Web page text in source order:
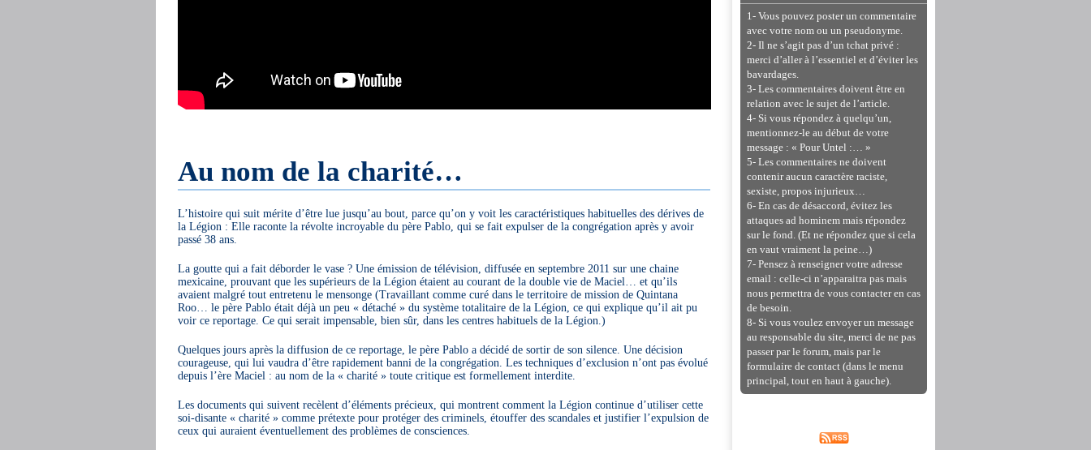
Au nom de la charité…
L’histoire qui suit mérite d’être lue jusqu’au bout, parce qu’on y voit les caractéristiques habituelles des dérives de
la Légion : Elle raconte la révolte incroyable du père Pablo, qui se fait expulser de la congrégation après y avoir
passé 38 ans.
La goutte qui a fait déborder le vase ? Une émission de télévision, diffusée en septembre 2011 sur une chaine
mexicaine, prouvant que les supérieurs de la Légion étaient au courant de la double vie de Maciel… et qu’ils
avaient malgré tout entretenu le mensonge (Travaillant comme curé dans le territoire de mission de Quintana
Roo… le père Pablo était déjà un peu « détaché » du système totalitaire de la Légion, ce qui explique qu’il ait pu
voir ce reportage. Ce qui serait impensable, bien sûr, dans les centres habituels de la Légion.)
Quelques jours après la diffusion de ce reportage, le père Pablo a décidé de sortir de son silence. Une décision
courageuse, qui lui vaudra d’être rapidement banni de la congrégation. Les techniques d’exclusion n’ont pas évolué
depuis l’ère Maciel : au nom de la « charité » toute critique est formellement interdite.
Les documents qui suivent recèlent d’éléments précieux, qui montrent comment la Légion continue d’utiliser cette
soi-disante « charité » comme prétexte pour protéger des criminels, étouffer des scandales et justifier l’expulsion de
ceux qui auraient éventuellement des problèmes de consciences.
1- Vous pouvez poster un commentaire
avec votre nom ou un pseudonyme.
2- Il ne s’agit pas d’un tchat privé :
merci d’aller à l’essentiel et d’éviter les
bavardages.
3- Les commentaires doivent être en
relation avec le sujet de l’article.
4- Si vous répondez à quelqu’un,
mentionnez-le au début de votre
message : « Pour Untel :… »
5- Les commentaires ne doivent
contenir aucun caractère raciste,
sexiste, propos injurieux…
6- En cas de désaccord, évitez les
attaques ad hominem mais répondez
sur le fond. (Et ne répondez que si cela
en vaut vraiment la peine…)
7- Pensez à renseigner votre adresse
email : celle-ci n’apparaitra pas mais
nous permettra de vous contacter en cas
de besoin.
8- Si vous voulez envoyer un message
au responsable du site, merci de ne pas
passer par le forum, mais par le
formulaire de contact (dans le menu
principal, tout en haut à gauche).